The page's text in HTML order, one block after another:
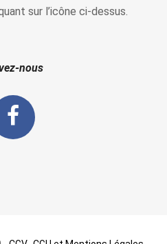
sur l’icône ci-dessus.
nous